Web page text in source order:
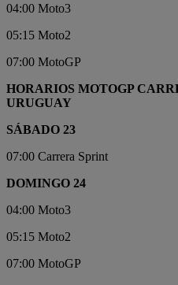
04:00 Moto3
05:15 Moto2
07:00 MotoGP
HORARIOS MOTOGP
URUGUAY
SÁBADO 23
07:00 Carrera Sprint
DOMINGO 24
04:00 Moto3
05:15 Moto2
07:00 MotoGP